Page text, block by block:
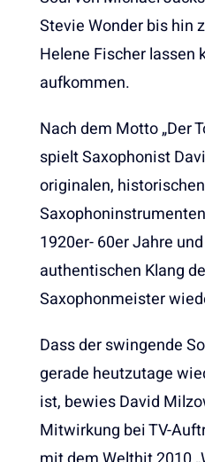
Stevie Wonder bis hin
Helene Fischer lassen
aufkommen.
Nach dem Motto „Der
spielt Saxophonist
originalen,
1920er- 60er Jahre
authentischen Klang
Saxophonmeister
Dass der swingende
gerade heutzutage
ist, bewies David
Mitwirkung bei TV-